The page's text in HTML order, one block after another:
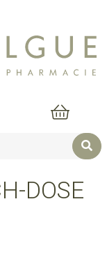
Mon
DOSE